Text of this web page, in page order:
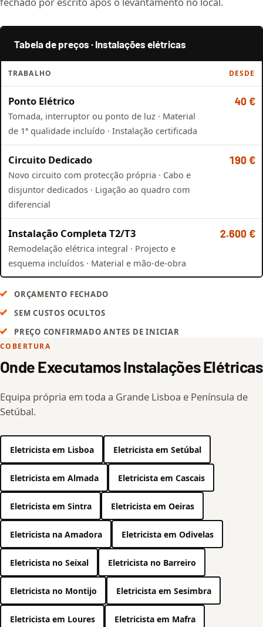
Tabela de preços · Instalações elétricas
TRABALHO DESDE
Ponto Elétrico
Tomada, interruptor ou ponto de luz · Material
de 1ª qualidade incluído · Instalação certificada
40 €
Circuito Dedicado
Novo circuito com protecção própria · Cabo e
disjuntor dedicados · Ligação ao quadro com
diferencial
190 €
Instalação Completa T2/T3
Remodelação elétrica integral · Projecto e
esquema incluídos · Material e mão-de-obra
2.600 €
ORÇAMENTO FECHADO
SEM CUSTOS OCULTOS
PREÇO CONFIRMADO ANTES DE INICIAR
COBERTURA
Onde Executamos Instalações Elétricas
Equipa própria em toda a Grande Lisboa e Península de
Setúbal.
Eletricista em Lisboa Eletricista em Setúbal
Eletricista em Almada Eletricista em Cascais
Eletricista em Sintra Eletricista em Oeiras
Eletricista na Amadora Eletricista em Odivelas
Eletricista no Seixal Eletricista no Barreiro
Eletricista no Montijo Eletricista em Sesimbra
Eletricista em Loures Eletricista em Mafra